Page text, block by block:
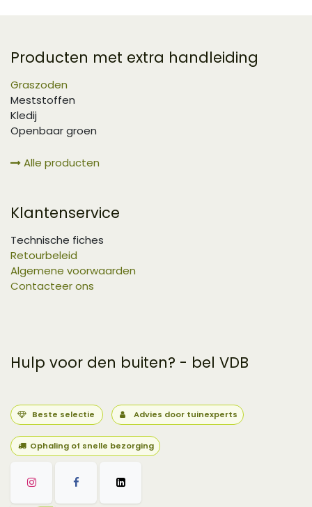
Producten met extra handleiding
Graszoden
Meststoffen
Kledij
Openbaar groen
Alle producten
Klantenservice
Technische fiches
Retourbeleid
Algemene voorwaarden
Contacteer ons
Hulp voor den buiten? - bel VDB
Beste selectie Advies door tuinexperts
Ophaling of snelle bezorging